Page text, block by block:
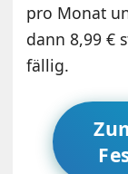
pro Monat
dann 8,99 €
fällig.